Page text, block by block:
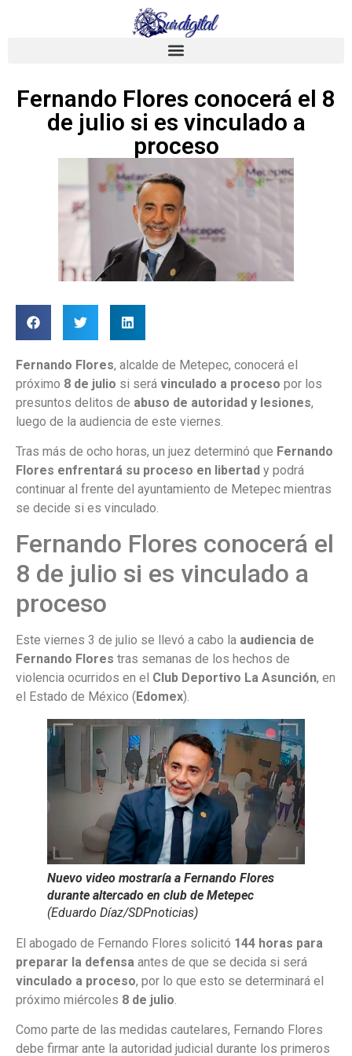
Fernando Flores conocerá el 8
de julio si es vinculado a
proceso
Fernando Flores, alcalde de Metepec, conocerá el
próximo 8 de julio si será vinculado a proceso por los
presuntos delitos de abuso de autoridad y lesiones,
luego de la audiencia de este viernes.
Tras más de ocho horas, un juez determinó que Fernando
Flores enfrentará su proceso en libertad y podrá
continuar al frente del ayuntamiento de Metepec mientras
se decide si es vinculado.
Fernando Flores conocerá el
8 de julio si es vinculado a
proceso
Este viernes 3 de julio se llevó a cabo la audiencia de
Fernando Flores tras semanas de los hechos de
violencia ocurridos en el Club Deportivo La Asunción, en
el Estado de México ( Edomex).
Nuevo video mostraría a Fernando Flores
durante altercado en club de Metepec
(Eduardo Díaz/SDPnoticias)
El abogado de Fernando Flores solicitó 144 horas para
preparar la defensa antes de que se decida si será
vinculado a proceso, por lo que esto se determinará el
próximo miércoles 8 de julio.
Como parte de las medidas cautelares, Fernando Flores
debe firmar ante la autoridad judicial durante los primeros